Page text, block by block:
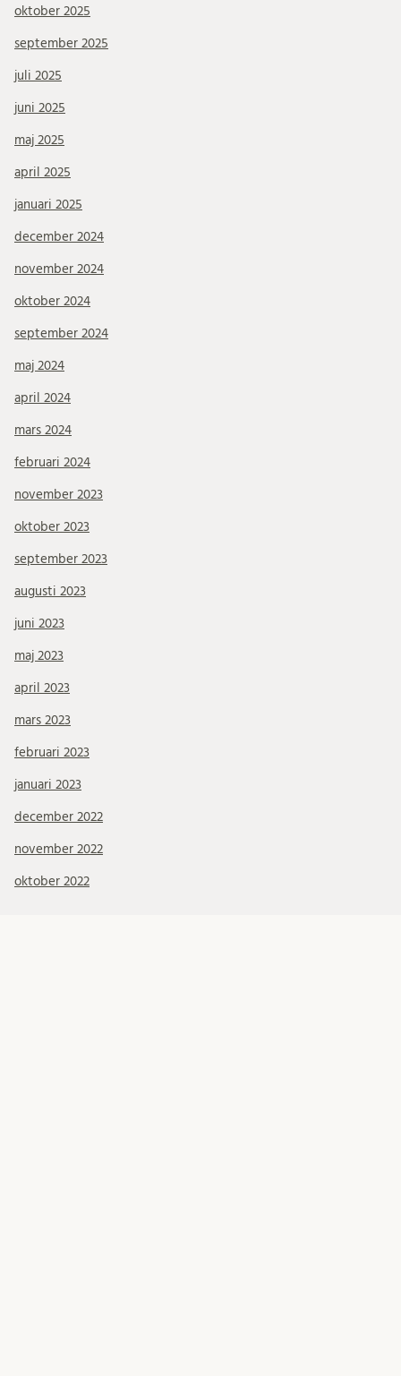
oktober 2025
september 2025
juli 2025
juni 2025
maj 2025
april 2025
januari 2025
december 2024
november 2024
oktober 2024
september 2024
maj 2024
april 2024
mars 2024
februari 2024
november 2023
oktober 2023
september 2023
augusti 2023
juni 2023
maj 2023
april 2023
mars 2023
februari 2023
januari 2023
december 2022
november 2022
oktober 2022